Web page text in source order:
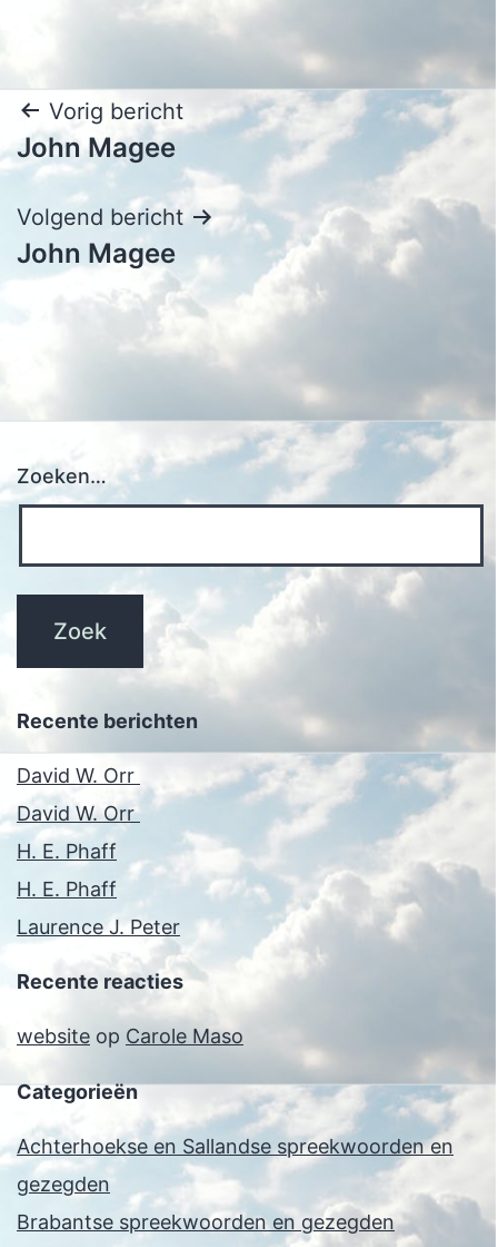
Bericht
navigatie
Vorig bericht
John Magee
Volgend bericht
John Magee
Zoeken…
Recente berichten
David W. Orr
David W. Orr
H. E. Phaff
H. E. Phaff
Laurence J. Peter
Recente reacties
website op Carole Maso
Categorieën
Achterhoekse en Sallandse spreekwoorden en
gezegden
Brabantse spreekwoorden en gezegden